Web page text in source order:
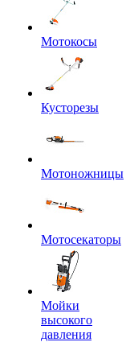
Мотокосы
Кусторезы
Мотоножницы
Мотосекаторы
Мойки
высокого
давления